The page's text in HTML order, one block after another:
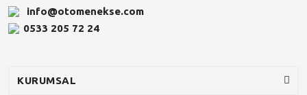
info@otomenekse.com
0533 205 72 24
KURUMSAL